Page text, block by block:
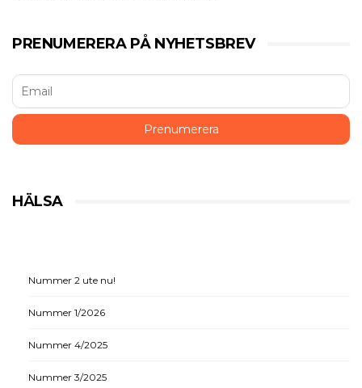
PRENUMERERA PÅ NYHETSBREV
HÄLSA
Nummer 2 ute nu!
Nummer 1/2026
Nummer 4/2025
Nummer 3/2025